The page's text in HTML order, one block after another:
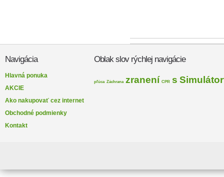
Navigácia
Hlavná ponuka
AKCIE
Ako nakupovať cez internet
Obchodné podmienky
Kontakt
Oblak slov rýchlej navigácie
pľúca Záchrana zranení CPR s